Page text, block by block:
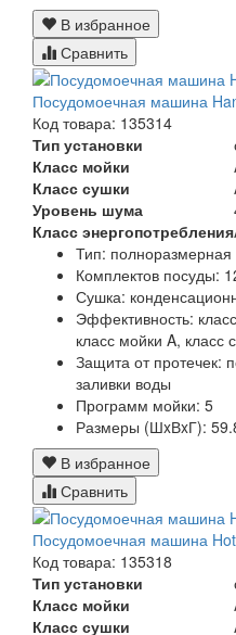
В избранное
Сравнить
Посудомоечная машина
Код товара: 135314
Тип установки
Класс мойки
Класс сушки
Уровень шума
Класс энергопотребления
Тип: полноразмерная
Комплектов посуды:
Сушка:
Эффективность:
класс мойки A, класс
Защита от протечек:
заливки воды
Программ мойки: 5
Размеры (ШxВxГ):
В избранное
Сравнить
Посудомоечная машина
Код товара: 135318
Тип установки
Класс мойки
Класс сушки